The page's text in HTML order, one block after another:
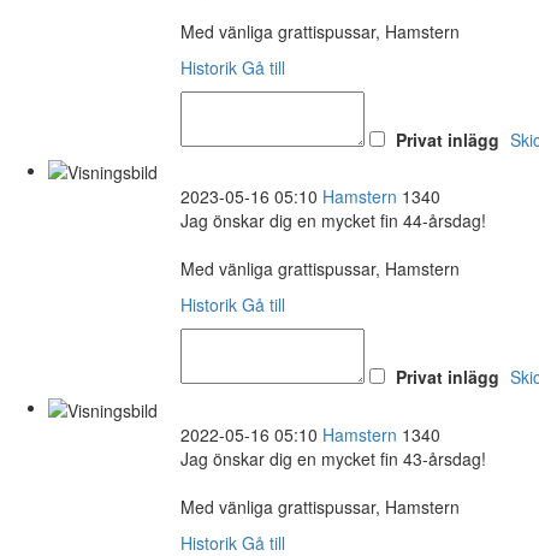
Med vänliga grattispussar, Hamstern
Historik Gå till
Privat inlägg
2023-05-16 05:10 Hamstern 1340
Jag önskar dig en mycket fin 44-årsdag!
Med vänliga grattispussar, Hamstern
Historik Gå till
Privat inlägg
2022-05-16 05:10 Hamstern 1340
Jag önskar dig en mycket fin 43-årsdag!
Med vänliga grattispussar, Hamstern
Historik Gå till